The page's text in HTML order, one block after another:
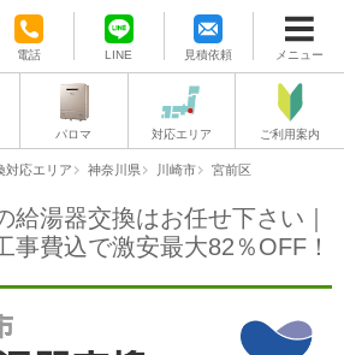
電話 LINE 見積依頼 メニュー
パロマ 対応エリア ご利用案内
対応エリア 神奈川県 川崎市 宮前区
給湯器交換はお任せ下さい｜
事費込で激安最大82％OFF！